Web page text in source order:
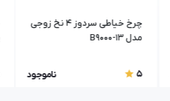
چرخ خیاطی سردوز 4 نخ زوجی
مدل B9000-13
5 ناموجود